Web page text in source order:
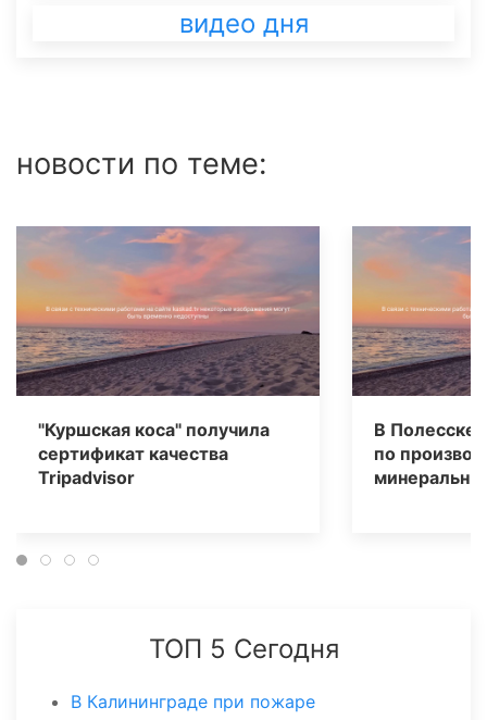
видео дня
новости по теме:
"Куршская коса" получила
сертификат качества
Tripаdvisor
В Полесске
по
ТОП 5 Сегодня
В Калининграде при пожаре